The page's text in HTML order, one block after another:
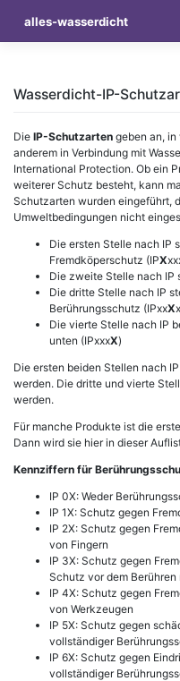
content
alles-wasserdicht
Wasserdicht-IP-
Die IP-Schutzarten geben an,
anderem in Verbindung mit
International Protection. Ob ein
weiterer Schutz besteht, kann
Schutzarten wurden eingeführt,
Umweltbedingungen nicht
Die ersten Stelle nach IP
Fremdköperschutz (IPX
Die zweite Stelle nach IP
Die dritte Stelle nach IP
Berührungsschutz (IPxxX
Die vierte Stelle nach IP
unten (IPxxxX)
Die ersten beiden Stellen nach IP
werden. Die dritte und vierte
werden.
Für manche Produkte ist die
Dann wird sie hier in dieser
Kennziffern für
IP 0X: Weder
IP 1X: Schutz gegen
IP 2X: Schutz gegen
von Fingern
IP 3X: Schutz gegen
Schutz vor dem Berühren
IP 4X: Schutz gegen
von Werkzeugen
IP 5X: Schutz gegen
vollständiger
IP 6X: Schutz gegen
vollständiger